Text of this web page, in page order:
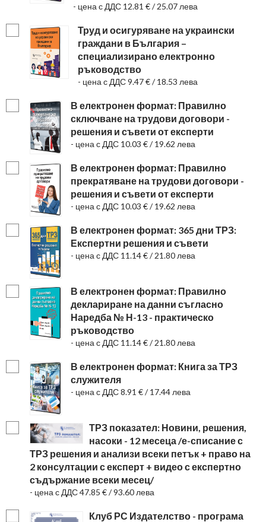
- цена с ДДС 12.81 € / 25.07 лева
Труд и осигуряване на украински
граждани в България –
специализирано електронно
ръководство
- цена с ДДС 9.47 € / 18.53 лева
В електронен формат: Правилно
сключване на трудови договори -
решения и съвети от експерти
- цена с ДДС 10.03 € / 19.62 лева
В електронен формат: Правилно
прекратяване на трудови договори -
решения и съвети от експерти
- цена с ДДС 10.03 € / 19.62 лева
В електронен формат: 365 дни ТРЗ:
Експертни решения и съвети
- цена с ДДС 11.14 € / 21.80 лева
В електронен формат: Правилно
деклариране на данни съгласно
Наредба № Н-13 - практическо
ръководство
- цена с ДДС 11.14 € / 21.80 лева
В електронен формат: Книга за ТРЗ
служителя
- цена с ДДС 8.91 € / 17.44 лева
ТРЗ показател: Новини, решения,
насоки - 12 месеца /е-списание с
ТРЗ решения и анализи всеки петък + право на
2 консултации с експерт + видео с експертно
съдържание всеки месец/
- цена с ДДС 47.85 € / 93.60 лева
Клуб РС Издателство - програма